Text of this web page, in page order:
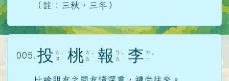
（註：三秋，三年）
005. 投 ㄊ
ㄡ ˊ 桃 ㄊ
ㄠ ˊ 報 ㄅ
ㄠ ˋ 李 ㄌ
ㄧ ˇ